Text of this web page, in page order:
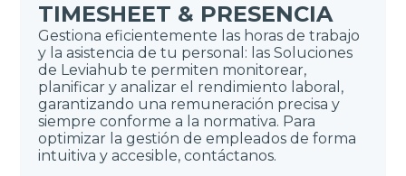
TIMESHEET & PRESENCIA
Gestiona eficientemente las horas de trabajo
y la asistencia de tu personal: las Soluciones
de Leviahub te permiten monitorear,
planificar y analizar el rendimiento laboral,
garantizando una remuneración precisa y
siempre conforme a la normativa. Para
optimizar la gestión de empleados de forma
intuitiva y accesible, contáctanos.